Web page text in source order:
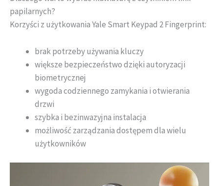
papilarnych?
Korzyści z użytkowania Yale Smart Keypad 2 Fingerprint:
brak potrzeby używania kluczy
większe bezpieczeństwo dzięki autoryzacji
biometrycznej
wygoda codziennego zamykania i otwierania
drzwi
szybka i bezinwazyjna instalacja
możliwość zarządzania dostępem dla wielu
użytkowników